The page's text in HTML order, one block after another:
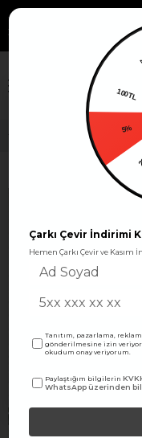
Whatsapp Sipariş: +90 530
463 39 10
5%
100TL
Çarkı Çevir İndirimi
Hemen Çarkı Çevir ve
Tanıtım, pazarlama,
gönderilmesine izin
okudum onay veriyorum.
Paylaştığım bilgilerin
WhatsApp üzerinden